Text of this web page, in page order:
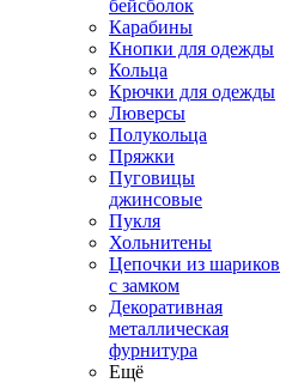
бейсболок
Карабины
Кнопки для одежды
Кольца
Крючки для одежды
Люверсы
Полукольца
Пряжки
Пуговицы
джинсовые
Пукля
Хольнитены
Цепочки из шариков
с замком
Декоративная
металлическая
фурнитура
Ещё